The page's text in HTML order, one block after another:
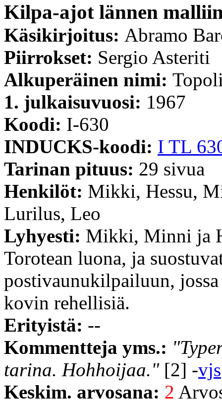
Kilpa-ajot lännen
Käsikirjoitus: Abramo
Piirrokset: Sergio Asteriti
Alkuperäinen nimi:
1. julkaisuvuosi: 1967
Koodi: I-630
INDUCKS-koodi: I TL
Tarinan pituus: 29 sivua
Henkilöt: Mikki, Hessu,
Lurilus, Leo
Lyhyesti: Mikki, Minni ja
Torotean luona, ja
postivaunukilpailuun,
kovin rehellisiä.
Erityistä: --
Kommentteja yms.:
tarina. Hohhoijaa."[2] -vjs
Keskim. arvosana: 2